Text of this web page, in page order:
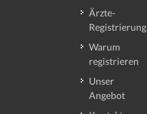
Ärzte-
Registrierung
Warum
registrieren
Unser
Angebot